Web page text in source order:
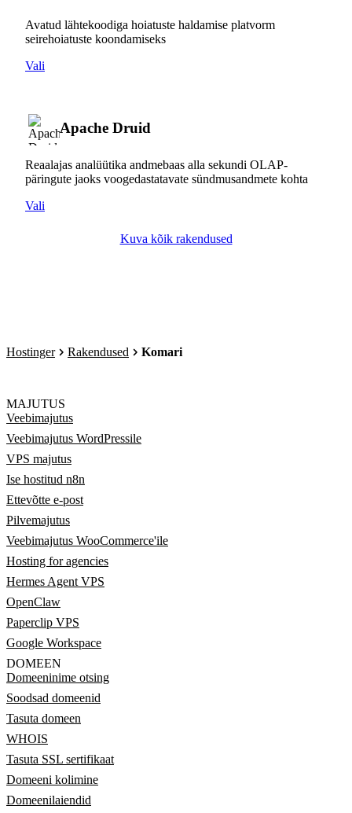
Avatud lähtekoodiga hoiatuste haldamise platvorm
seirehoiatuste koondamiseks
Vali
Apache Druid
Reaalajas analüütika andmebaas alla sekundi OLAP-
päringute jaoks voogedastatavate sündmusandmete kohta
Vali
Kuva kõik rakendused
Hostinger Rakendused Komari
MAJUTUS
Veebimajutus
Veebimajutus WordPressile
VPS majutus
Ise hostitud n8n
Ettevõtte e-post
Pilvemajutus
Veebimajutus WooCommerce'ile
Hosting for agencies
Hermes Agent VPS
OpenClaw
Paperclip VPS
Google Workspace
DOMEEN
Domeeninime otsing
Soodsad domeenid
Tasuta domeen
WHOIS
Tasuta SSL sertifikaat
Domeeni kolimine
Domeenilaiendid